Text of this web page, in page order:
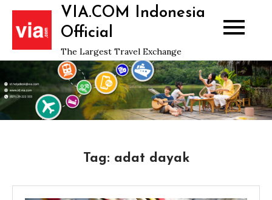
Skip
content
VIA.COM Indonesia
Official
The Largest Travel Exchange
Tag: adat dayak